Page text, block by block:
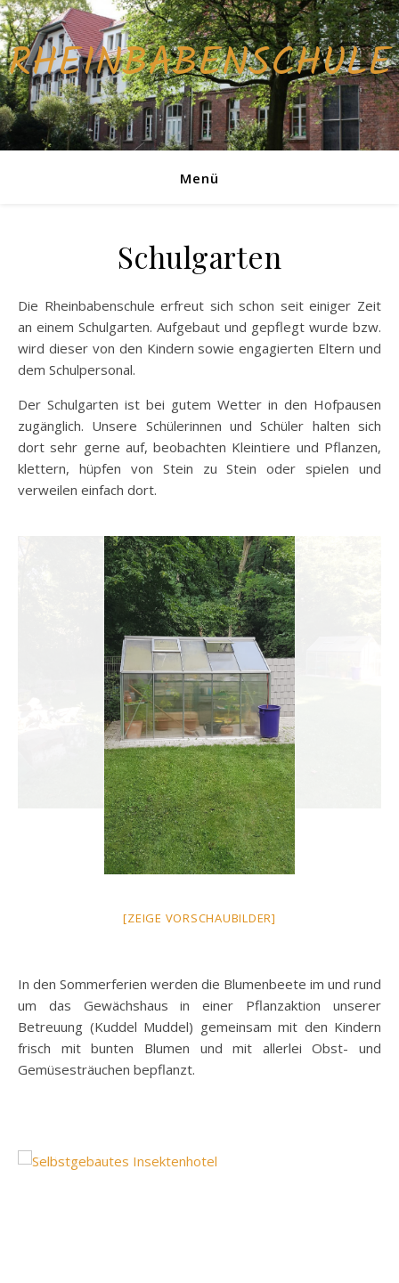
RHEINBABENSCHULE
Menü
Schulgarten
Die Rheinbabenschule erfreut sich schon seit einiger Zeit
an einem Schulgarten. Aufgebaut und gepflegt wurde bzw.
wird dieser von den Kindern sowie engagierten Eltern und
dem Schulpersonal.
Der Schulgarten ist bei gutem Wetter in den Hofpausen
zugänglich. Unsere Schülerinnen und Schüler halten sich
dort sehr gerne auf, beobachten Kleintiere und Pflanzen,
klettern, hüpfen von Stein zu Stein oder spielen und
verweilen einfach dort.
[ZEIGE VORSCHAUBILDER]
In den Sommerferien werden die Blumenbeete im und rund
um das Gewächshaus in einer Pflanzaktion unserer
Betreuung (Kuddel Muddel) gemeinsam mit den Kindern
frisch mit bunten Blumen und mit allerlei Obst- und
Gemüsesträuchen bepflanzt.